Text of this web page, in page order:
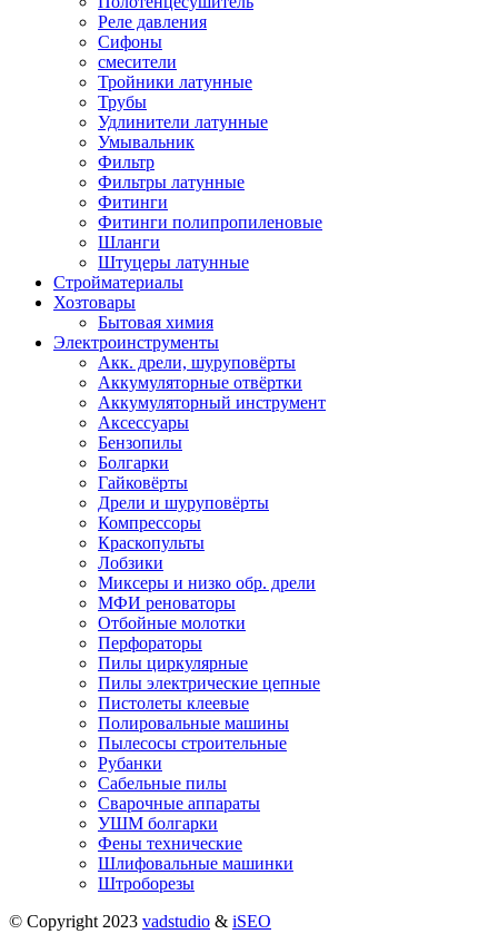
Реле давления
Сифоны
смесители
Тройники латунные
Трубы
Удлинители латунные
Умывальник
Фильтр
Фильтры латунные
Фитинги
Фитинги полипропиленовые
Шланги
Штуцеры латунные
Стройматериалы
Хозтовары
Бытовая химия
Электроинструменты
Акк. дрели, шуруповёрты
Аккумуляторные отвёртки
Аккумуляторный инструмент
Аксессуары
Бензопилы
Болгарки
Гайковёрты
Дрели и шуруповёрты
Компрессоры
Краскопульты
Лобзики
Миксеры и низко обр. дрели
МФИ реноваторы
Отбойные молотки
Перфораторы
Пилы циркулярные
Пилы электрические цепные
Пистолеты клеевые
Полировальные машины
Пылесосы строительные
Рубанки
Сабельные пилы
Сварочные аппараты
УШМ болгарки
Фены технические
Шлифовальные машинки
Штроборезы
© Copyright 2023 vadstudio & iSEO